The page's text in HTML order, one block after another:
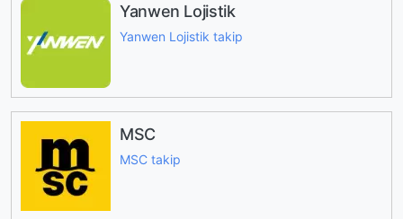
Yanwen Lojistik
Yanwen Lojistik takip
MSC
MSC takip